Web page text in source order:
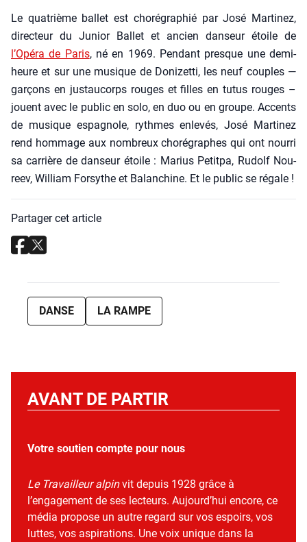
Le qua­trième bal­let est cho­ré­gra­phié par José Mar­ti­nez,
direc­teur du Junior Bal­let et ancien dan­seur étoile de
l’Opéra de Paris, né en 1969. Pen­dant presque une demi-
heure et sur une musique de Doni­zet­ti, les neuf couples —
gar­çons en jus­tau­corps rouges et filles en tutus rouges –
jouent avec le public en solo, en duo ou en groupe. Accents
de musique espa­gnole, rythmes enle­vés, José Mar­ti­nez
rend hom­mage aux nom­breux cho­ré­graphes qui ont nour­ri
sa car­rière de dan­seur étoile : Marius Petit­pa, Rudolf Nou­
reev, William For­sythe et Balan­chine. Et le public se régale !
Partager cet article
DANSE LA RAMPE
AVANT DE PARTIR
Votre soutien compte pour nous
Le Travailleur alpinvit depuis 1928 grâce à
l’engagement de ses lecteurs. Aujourd’hui encore, ce
média propose un autre regard sur vos espoirs, vos
luttes, vos aspirations. Une voix unique dans la